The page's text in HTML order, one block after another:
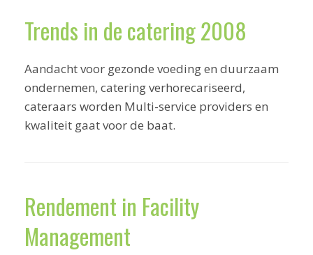
Trends in de catering 2008
Aandacht voor gezonde voeding en duurzaam
ondernemen, catering verhorecariseerd,
cateraars worden Multi-service providers en
kwaliteit gaat voor de baat.
Rendement in Facility
Management